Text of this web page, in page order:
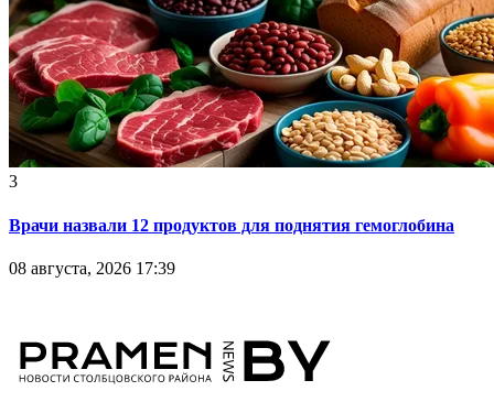
3
Врачи назвали 12 продуктов для поднятия гемоглобина
08 августа, 2026 17:39